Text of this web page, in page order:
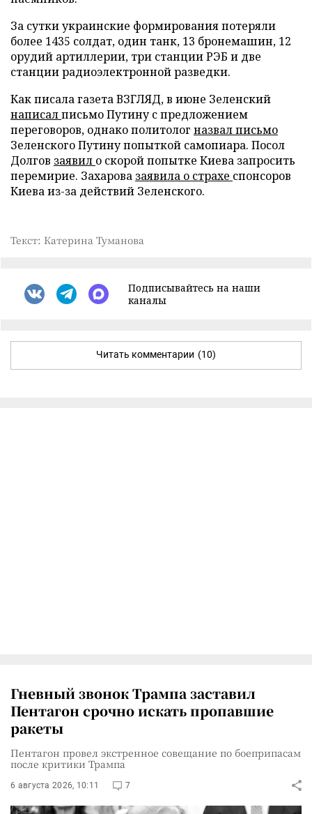
За сутки украинские формирования потеряли
более 1435 солдат, один танк, 13 бронемашин, 12
орудий артиллерии, три станции РЭБ и две
станции радиоэлектронной разведки.
Как писала газета ВЗГЛЯД, в июне Зеленский
написалписьмо Путину с предложением
переговоров, однако политолог назвал письмо
Зеленского Путину попыткой самопиара. Посол
Долгов заявил о скорой попытке Киева запросить
перемирие. Захарова заявила о страхе спонсоров
Киева из-за действий Зеленского.
Текст: Катерина Туманова
Подписывайтесь на наши
каналы
Читать комментарии (10)
Гневный звонок Трампа заставил
Пентагон срочно искать пропавшие
ракеты
Пентагон провел экстренное совещание по боеприпасам
после критики Трампа
6 августа 2026, 10:11 7